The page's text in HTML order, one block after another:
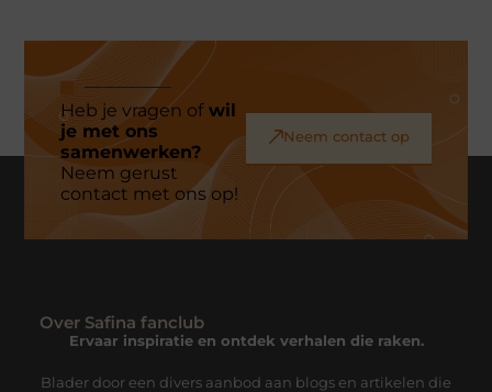
Heb je vragen ofwil
je met ons
samenwerken?
Neem gerust
contact met ons op!
Neem contact op
Over Safina fanclub
Ervaar inspiratie en ontdek verhalen die raken.
Blader door een divers aanbod aan blogs en artikelen die